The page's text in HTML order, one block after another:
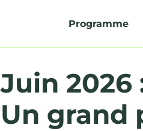
Programme
Juin 2026
Un grand